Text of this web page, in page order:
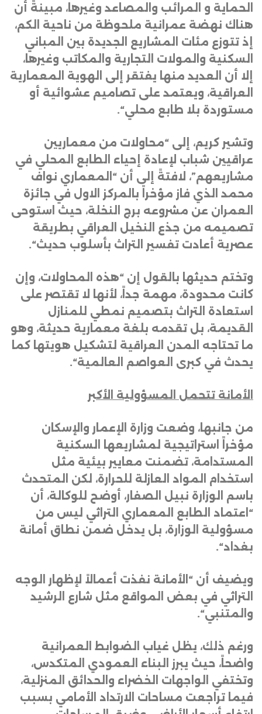
الحماية و المرائب والمصاعد وغيرها، مبينةً أن
هناك نهضة عمرانية ملحوظة من ناحية الكم،
إذ تتوزع مئات المشاريع الجديدة بين المباني
السكنية والمولات التجارية والمكاتب وغيرها،
إلا أن العديد منها يفتقر إلى الهوية المعمارية
العراقية، ويعتمد على تصاميم عشوائية أو
مستوردة بلا طابع محلي“.
وتشير كريم، إلى “محاولات من معماريين
عراقيين شباب لإعادة إحياء الطابع المحلي في
مشاريعهم”، لافتةً إلى أن “المعماري نواف
محمد الذي فاز مؤخراً بالمركز الاول في جائزة
العمران عن مشروعه برج النخلة، حيث استوحى
تصميمه من جذع النخيل العراقي بطريقة
عصرية أعادت تفسير التراث بأسلوب حديث“.
وتختم حديثها بالقول إن “هذه المحاولات، وإن
كانت محدودة، مهمة جداً، لأنها لا تقتصر على
استعادة التراث بتصميم نمطي للمنازل
القديمة، بل تقدمه بلغة معمارية حديثة، وهو
ما تحتاجه المدن العراقية لتشكيل هويتها كما
يحدث في كبرى العواصم العالمية“.
الأمانة تتحمل المسؤولية الأكبر
من جانبها، وضعت وزارة الإعمار والإسكان
مؤخراً استراتيجية لمشاريعها السكنية
المستدامة، تضمنت معايير بيئية مثل
استخدام المواد العازلة للحرارة، لكن المتحدث
باسم الوزارة نبيل الصفار، أوضح للوكالة، أن
“اعتماد الطابع المعماري التراثي ليس من
مسؤولية الوزارة، بل يدخل ضمن نطاق أمانة
بغداد“.
ويضيف أن “الأمانة نفذت أعمالاً لإظهار الوجه
التراثي في بعض المواقع مثل شارع الرشيد
والمتنبي“.
ورغم ذلك، يظل غياب الضوابط العمرانية
واضحاً، حيث يبرز البناء العمودي المتكدس،
وتختفي الواجهات الخضراء والحدائق المنزلية،
فيما تراجعت مساحات الارتداد الأمامي بسبب